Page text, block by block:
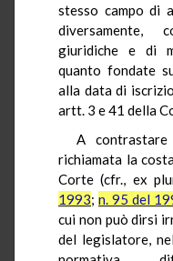
stesso campo di
diversamente,
giuridiche e di
quanto fondate
alla data di
artt. 3 e 41 della
A
richiamata la
Corte (cfr., ex
1993; n. 95 del
cui non può dirsi
del legislatore,